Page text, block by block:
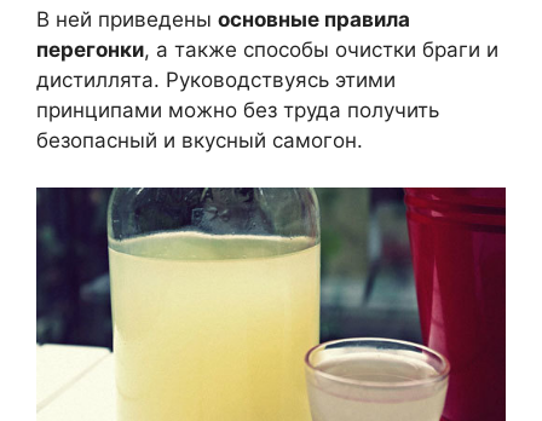
В ней приведены основные правила
перегонки, а также способы очистки браги и
дистиллята. Руководствуясь этими
принципами можно без труда получить
безопасный и вкусный самогон.